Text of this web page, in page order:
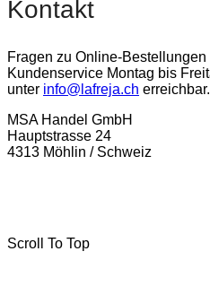
Kontakt
Fragen zu Online-Bestellungen
Kundenservice Montag bis
unter info@lafreja.ch erreichbar.
MSA Handel GmbH
Hauptstrasse 24
4313 Möhlin / Schweiz
Scroll To Top